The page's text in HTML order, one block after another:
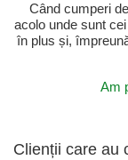
Când cumperi
acolo unde sunt
în plus și,
Am
Clienții care au